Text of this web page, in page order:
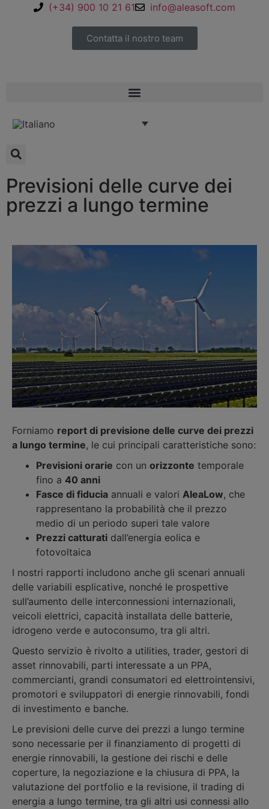
(+34) 900 10 21 61 info@aleasoft.com
Contatta il nostro team
Previsioni delle curve dei
prezzi a lungo termine
Forniamo report di previsione delle curve dei prezzi
a lungo termine, le cui principali caratteristiche sono:
Previsioni orarie con un orizzonte temporale
fino a 40 anni
Fasce di fiducia annuali e valori AleaLow, che
rappresentano la probabilità che il prezzo
medio di un periodo superi tale valore
Prezzi catturati dall’energia eolica e
fotovoltaica
I nostri rapporti includono anche gli scenari annuali
delle variabili esplicative, nonché le prospettive
sull’aumento delle interconnessioni internazionali,
veicoli elettrici, capacità installata delle batterie,
idrogeno verde e autoconsumo, tra gli altri.
Questo servizio è rivolto a utilities, trader, gestori di
asset rinnovabili, parti interessate a un PPA,
commercianti, grandi consumatori ed elettrointensivi,
promotori e sviluppatori di energie rinnovabili, fondi
di investimento e banche.
Le previsioni delle curve dei prezzi a lungo termine
sono necessarie per il finanziamento di progetti di
energie rinnovabili, la gestione dei rischi e delle
coperture, la negoziazione e la chiusura di PPA, la
valutazione del portfolio e la revisione, il trading di
energia a lungo termine, tra gli altri usi connessi allo